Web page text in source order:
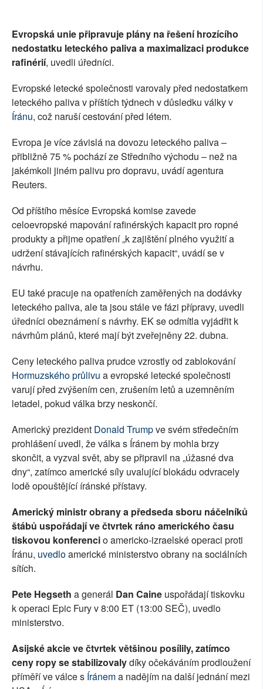
Evropská unie připravuje plány na řešení hrozícího
nedostatku leteckého paliva a maximalizaci produkce
rafinérií, uvedli úředníci.
Evropské letecké společnosti varovaly před nedostatkem
leteckého paliva v příštích týdnech v důsledku války v
Íránu, což naruší cestování před létem.
Evropa je více závislá na dovozu leteckého paliva –
přibližně 75 % pochází ze Středního východu – než na
jakémkoli jiném palivu pro dopravu, uvádí agentura
Reuters.
Od příštího měsíce Evropská komise zavede
celoevropské mapování rafinérských kapacit pro ropné
produkty a přijme opatření „k zajištění plného využití a
udržení stávajících rafinérských kapacit“, uvádí se v
návrhu.
EU také pracuje na opatřeních zaměřených na dodávky
leteckého paliva, ale ta jsou stále ve fázi přípravy, uvedli
úředníci obeznámení s návrhy. EK se odmítla vyjádřit k
návrhům plánů, které mají být zveřejněny 22. dubna.
Ceny leteckého paliva prudce vzrostly od zablokování
Hormuzského průlivu a evropské letecké společnosti
varují před zvýšením cen, zrušením letů a uzemněním
letadel, pokud válka brzy neskončí.
Americký prezident Donald Trumpve svém středečním
prohlášení uvedl, že válka s Íránem by mohla brzy
skončit, a vyzval svět, aby se připravil na „úžasné dva
dny“, zatímco americké síly uvalující blokádu odvracely
lodě opouštějící íránské přístavy.
Americký ministr obrany a předseda sboru náčelníků
štábů uspořádají ve čtvrtek ráno amerického času
tiskovou konferencio americko-izraelské operaci proti
Íránu, uvedloamerické ministerstvo obrany na sociálních
sítích.
Pete Hegseth a generál Dan Caine uspořádají tiskovku
k operaci Epic Fury v 8:00 ET (13:00 SEČ), uvedlo
ministerstvo.
Asijské akcie ve čtvrtek většinou posílily, zatímco
ceny ropy se stabilizovalydíky očekáváním prodloužení
příměří ve válce s Íránema nadějím na další jednání mezi